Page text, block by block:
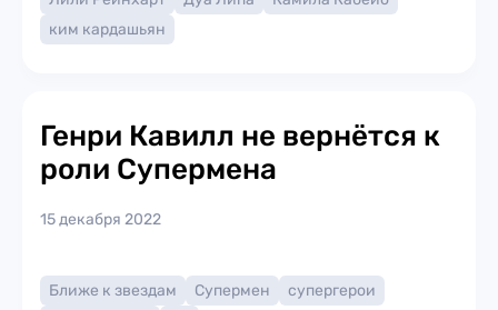
ким кардашьян
Генри Кавилл не вернётся к
роли Супермена
15 декабря 2022
Ближе к звездам Супермен
супергерои